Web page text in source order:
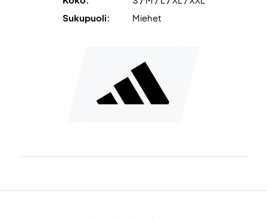
Sukupuoli:
Miehet